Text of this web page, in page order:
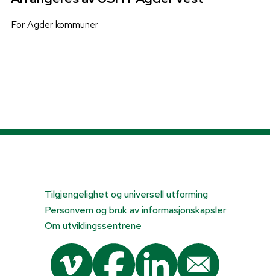
For Agder kommuner
Tilgjengelighet og universell utforming
Personvern og bruk av informasjonskapsler
Om utviklingssentrene